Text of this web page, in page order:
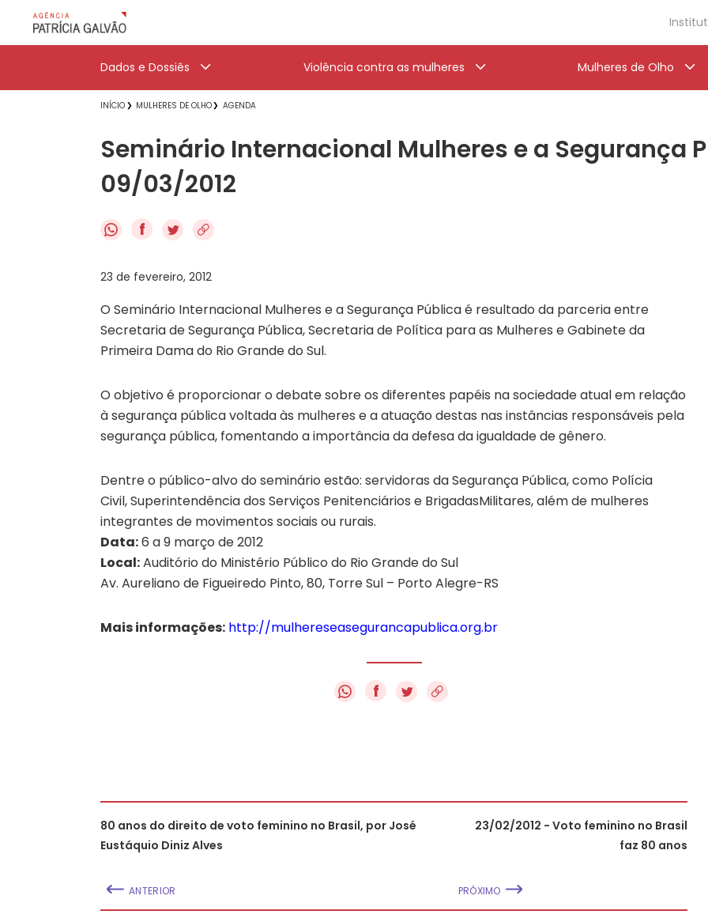
Dados e Dossiês Violência contra as mulheres Mulheres de Olho
INÍCIO MULHERES DE OLHO AGENDA
Seminário Internacional Mulheres e a Segurança
09/03/2012
f
23 de fevereiro, 2012
O Seminário Internacional Mulheres e a Segurança Pública é resultado da parceria entre
Secretaria de Segurança Pública, Secretaria de Política para as Mulheres e Gabinete da
Primeira Dama do Rio Grande do Sul.
O objetivo é proporcionar o debate sobre os diferentes papéis na sociedade atual em relação
à segurança pública voltada às mulheres e a atuação destas nas instâncias responsáveis pela
segurança pública, fomentando a importância da defesa da igualdade de gênero.
Dentre o público-alvo do seminário estão: servidoras da Segurança Pública, como Polícia
Civil, Superintendência dos Serviços Penitenciários e BrigadasMilitares, além de mulheres
integrantes de movimentos sociais ou rurais.
Data:6 a 9 março de 2012
Local:Auditório do Ministério Público do Rio Grande do Sul
Av. Aureliano de Figueiredo Pinto, 80, Torre Sul – Porto Alegre-RS
Mais informações: http://mulhereseasegurancapublica.org.br
f
80 anos do direito de voto feminino no Brasil, por José
Eustáquio Diniz Alves
ANTERIOR
23/02/2012 - Voto feminino no Brasil
faz 80 anos
PRÓXIMO